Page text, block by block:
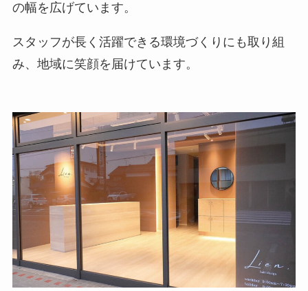
の幅を広げています。
スタッフが長く活躍できる環境づくりにも取り組
み、地域に笑顔を届けています。